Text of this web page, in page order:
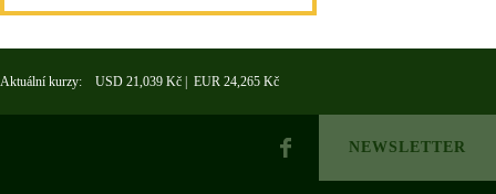
Aktuální kurzy: USD 21,039 Kč | EUR 24,265 Kč
NEWSLETTER